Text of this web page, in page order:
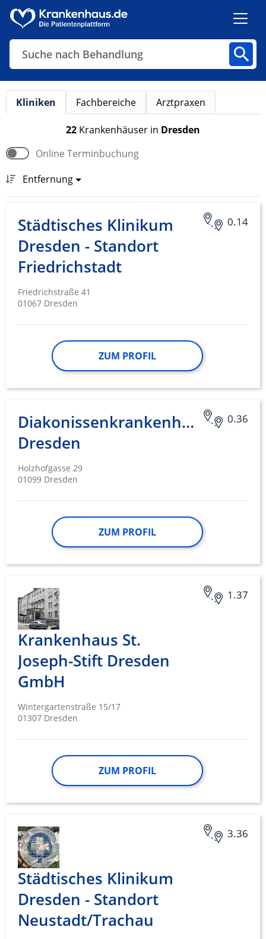
Suche nach Behandlung
Kliniken Fachbereiche Arztpraxen
22 Krankenhäuser in Dresden
Online Terminbuchung
Entfernung
0.14
Städtisches Klinikum
Dresden - Standort
Friedrichstadt
Friedrichstraße 41
01067 Dresden
ZUM PROFIL
0.36
Diakonissenkrankenhaus
Dresden
Holzhofgasse 29
01099 Dresden
ZUM PROFIL
1.37
Krankenhaus St.
Joseph-Stift Dresden
GmbH
Wintergartenstraße 15/17
01307 Dresden
ZUM PROFIL
3.36
Städtisches Klinikum
Dresden - Standort
Neustadt/Trachau